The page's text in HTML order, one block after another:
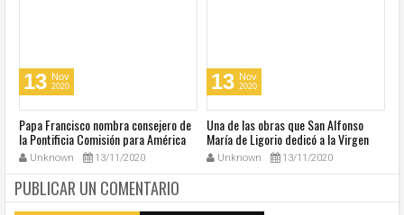
13 Nov
2020
Papa Francisco nombra consejero de
la Pontificia Comisión para América
Latina
Unknown 13/11/2020
13 Nov
2020
Una de las obras que San Alfonso
María de Ligorio dedicó a la Virgen
cumple 270 años
Unknown 13/11/2020
PUBLICAR UN COMENTARIO